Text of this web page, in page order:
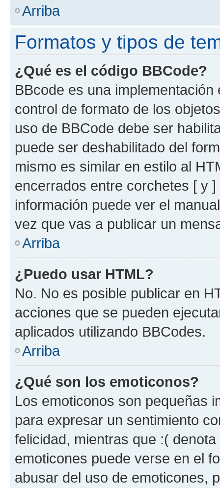
Arriba
Formatos y tipos de
¿Qué es el código BBCode?
BBcode es una
control de formato de los
uso de BBCode debe ser
puede ser deshabilitado del
mismo es similar en estilo al
encerrados entre corchetes [ y
información puede ver el
vez que vas a publicar un
Arriba
¿Puedo usar HTML?
No. No es posible publicar en
acciones que se pueden
aplicados utilizando BBCodes.
Arriba
¿Qué son los emoticonos?
Los emoticonos son pequeñas
para expresar un sentimiento
felicidad, mientras que :(
emoticones puede verse en el
abusar del uso de emoticones,